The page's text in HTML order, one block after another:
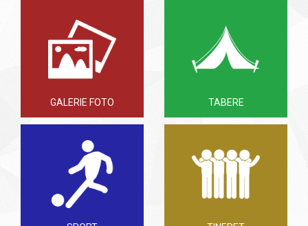
GALERIE FOTO TABERE